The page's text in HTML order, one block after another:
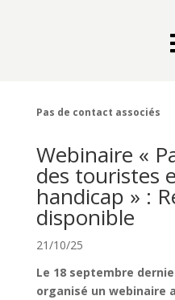
Pas de contact associés
Webinaire «
des touristes
handicap » :
disponible
21/10/25
Le 18 septembre
organisé un webinaire